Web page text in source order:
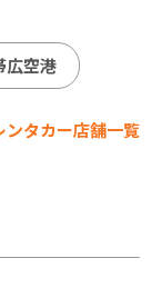
広空港
ンタカー店舗一覧